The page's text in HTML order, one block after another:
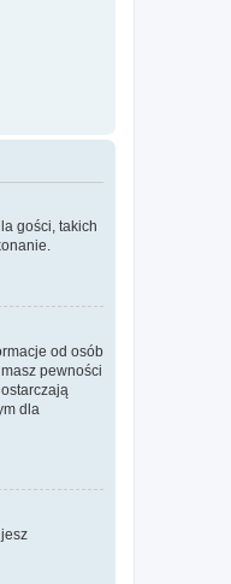
gości, takich
od osób
pewności
dla